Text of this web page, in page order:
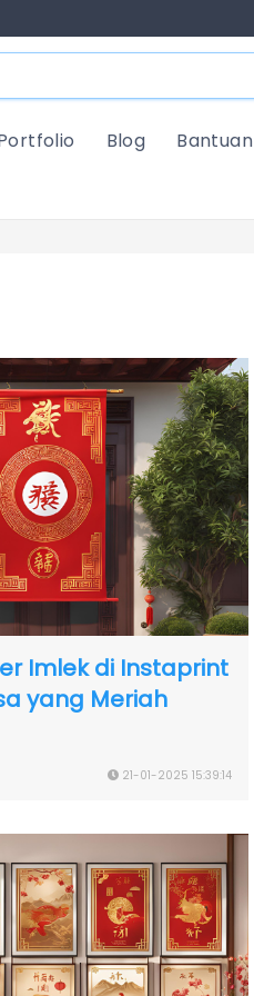
Blog
Bantuan
Imlek di Instaprint
yang Meriah
21-01-2025 15:39:14